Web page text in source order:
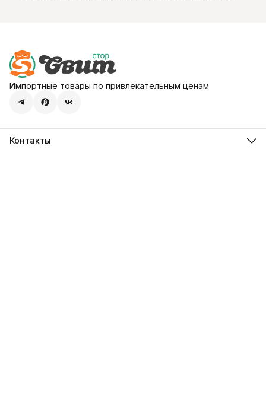
Импортные товары по привлекательным ценам
Контакты